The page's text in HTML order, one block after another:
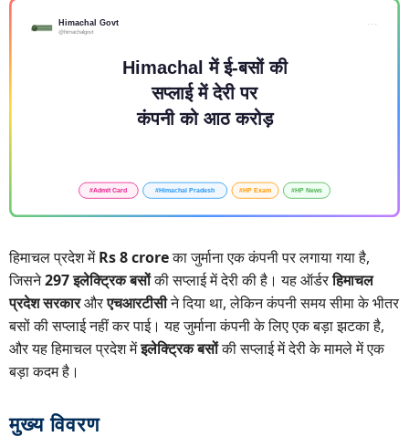
हिमाचल प्रदेश मेंRs 8 croreका जुर्माना एक कंपनी पर लगाया गया है,
जिसने297 इलेक्ट्रिक बसोंकी सप्लाई में देरी की है। यह ऑर्डरहिमाचल
प्रदेश सरकारऔरएचआरटीसीने दिया था, लेकिन कंपनी समय सीमा के भीतर
बसों की सप्लाई नहीं कर पाई। यह जुर्माना कंपनी के लिए एक बड़ा झटका है,
और यह हिमाचल प्रदेश मेंइलेक्ट्रिक बसोंकी सप्लाई में देरी के मामले में एक
बड़ा कदम है।
मुख्य विवरण